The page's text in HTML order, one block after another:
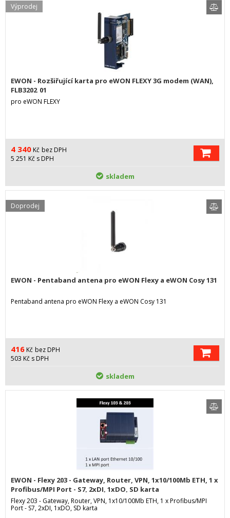
EWON - Rozšiřující karta pro eWON FLEXY 3G modem (WAN),
FLB3202_01
pro eWON FLEXY
4 340 Kč bez DPH
5 251 Kč s DPH
Výprodej
skladem
EWON - Pentaband antena pro eWON Flexy a eWON Cosy 131
Pentaband antena pro eWON Flexy a eWON Cosy 131
416 Kč bez DPH
503 Kč s DPH
Doprodej
skladem
EWON - Flexy 203 - Gateway, Router, VPN, 1x10/100Mb ETH, 1 x
Profibus/MPI Port - S7, 2xDI, 1xDO, SD karta
Flexy 203 - Gateway, Router, VPN, 1x10/100Mb ETH, 1 x Profibus/MPI
Port - S7, 2xDI, 1xDO, SD karta